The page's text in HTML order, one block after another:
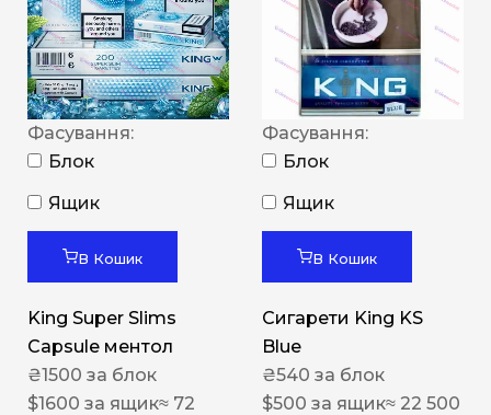
Фасування:
Блок
Ящик
В Кошик
King Super Slims
Capsule ментол
₴1500 за блок
$1600 за ящик≈ 72
Фасування:
Блок
Ящик
В Кошик
Сигарети King KS
Blue
₴540 за блок
$500 за ящик≈ 22 500